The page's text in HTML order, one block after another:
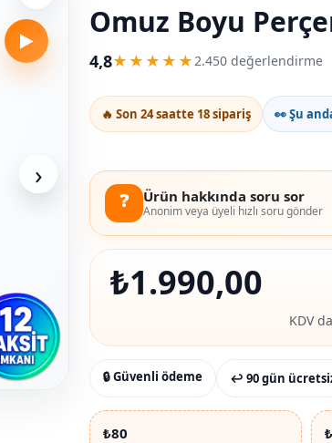
▶
›
Omuz Boyu
4,8★★★★★2.450 değerlendirme
🔥 Son 24 saatte 18 sipariş 👀 Şu
❓ Ürün hakkında soru sor
Anonim veya üyeli hızlı soru gönder
₺1.990,00
KDV
🔒 Güvenli ödeme ↩ 90 gün
₺80